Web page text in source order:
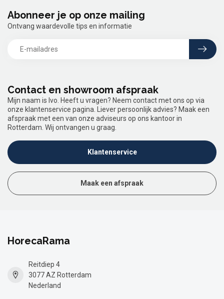
Contact en showroom afspraak
Mijn naam is Ivo. Heeft u vragen? Neem contact met ons op via
onze klantenservice pagina. Liever persoonlijk advies? Maak een
afspraak met een van onze adviseurs op ons kantoor in
Rotterdam. Wij ontvangen u graag.
Klantenservice
Maak een afspraak
Abonneer je op onze mailing
Ontvang waardevolle tips en informatie
HorecaRama
Reitdiep 4
3077 AZ Rotterdam
Nederland